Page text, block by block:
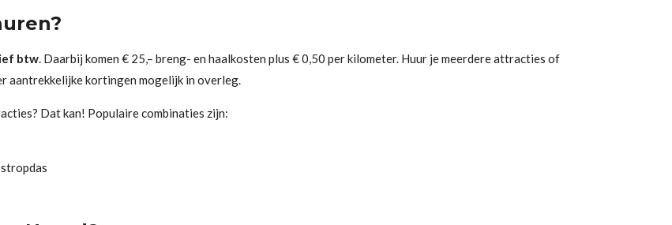
btw. Daarbij komen € 25,– breng- en haalkosten plus € 0,50 per kilometer. Huur je meerdere attracties of
aantrekkelijke kortingen mogelijk in overleg.
Dat kan! Populaire combinaties zijn: